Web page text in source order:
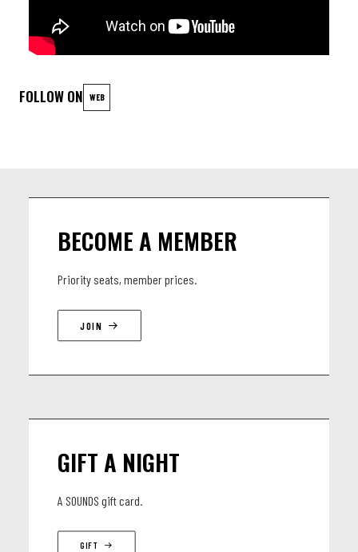
LINEUP
FOLLOW ON WEB
BECOME A MEMBER
Priority seats, member prices.
JOIN
GIFT A NIGHT
A SOUNDS gift card.
GIFT